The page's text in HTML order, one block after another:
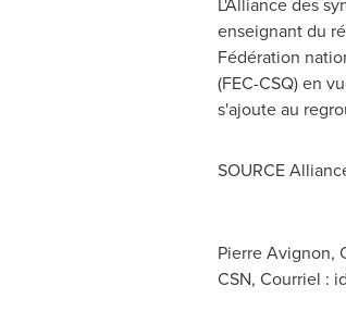
L'Alliance des
enseignant du
Fédération
(FEC-CSQ) en
s'ajoute au
SOURCE
Pierre Avignon,
CSN, Courriel :